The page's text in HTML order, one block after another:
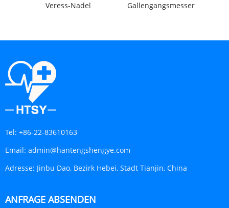
Veress-Nadel Gallengangsmesser
Tel: +86-22-83610163
Email: admin@hantengshengye.com
Adresse: Jinbu Dao, Bezirk Hebei, Stadt Tianjin, China
ANFRAGE ABSENDEN